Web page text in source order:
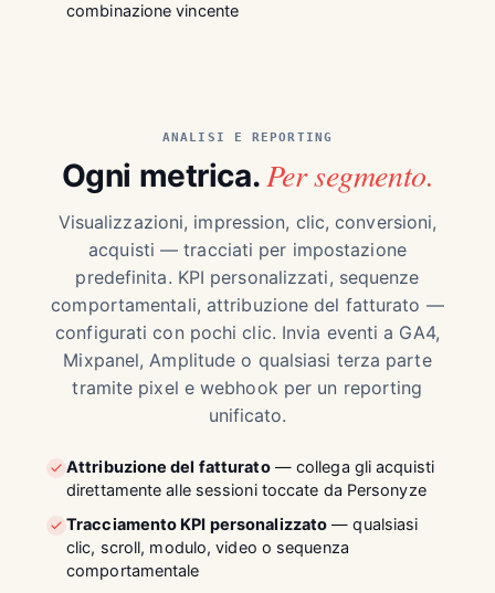
combinazione vincente
ANALISI E REPORTING
Ogni metrica.Per segmento.
Visualizzazioni, impression, clic, conversioni,
acquisti — tracciati per impostazione
predefinita. KPI personalizzati, sequenze
comportamentali, attribuzione del fatturato —
configurati con pochi clic. Invia eventi a GA4,
Mixpanel, Amplitude o qualsiasi terza parte
tramite pixel e webhook per un reporting
unificato.
Attribuzione del fatturato— collega gli acquisti
direttamente alle sessioni toccate da Personyze
Tracciamento KPI personalizzato — qualsiasi
clic, scroll, modulo, video o sequenza
comportamentale